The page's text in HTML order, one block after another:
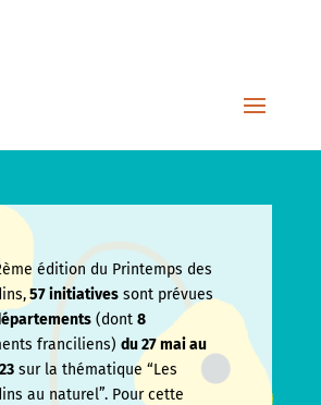
édition du Printemps des
57 initiativessont prévues
(dont 8
franciliens) du 27 mai au
sur la thématique “Les
au naturel”. Pour cette